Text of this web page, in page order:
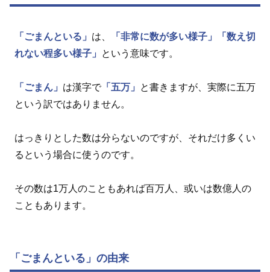
「ごまんといる」 は、 「非常に数が多い様子」
「数え切
れない程多い様子」
という意味です。
「ごまん」 は漢字で「五万」
と書きますが、実際に五万
という訳ではありません。
はっきりとした数は分らないのですが、それだけ多くい
るという場合に使うのです。
その数は1万人のこともあれば百万人、或いは数億人の
こともあります。
「ごまんといる」の由来